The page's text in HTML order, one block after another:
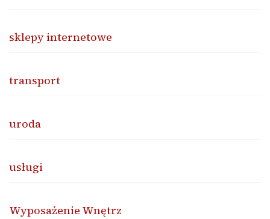
sklepy internetowe
transport
uroda
usługi
Wyposażenie Wnętrz